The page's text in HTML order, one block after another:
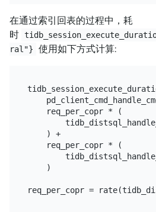
在通过索引回表的过程中，耗
时
ral"}
使用如下方式计算:
    req_per_copr * (
    ) +
    req_per_copr * (
    )